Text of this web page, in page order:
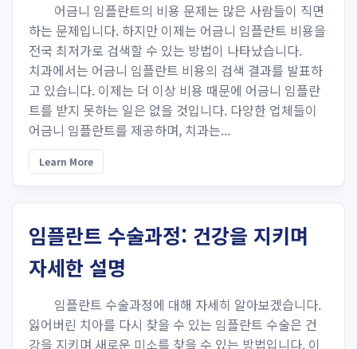
어금니 임플란트의 비용 문제는 많은 사람들이 직면
하는 문제입니다. 하지만 이제는 어금니 임플란트 비용을
전국 최저가로 검색할 수 있는 방법이 나타났습니다.
치과에서는 어금니 임플란트 비용의 검색 결과를 발표하
고 있습니다. 이제는 더 이상 비용 때문에 어금니 임플란
트를 받지 못하는 일은 없을 것입니다. 다양한 업체들이
어금니 임플란트를 제공하며, 치과는...
Learn More
임플란트 수술과정: 건강을 지키며
자세한 설명
임플란트 수술과정에 대해 자세히 알아보겠습니다.
잃어버린 치아를 다시 찾을 수 있는 임플란트 수술은 건
강을 지키며 새로운 미소를 찾을 수 있는 방법입니다. 이